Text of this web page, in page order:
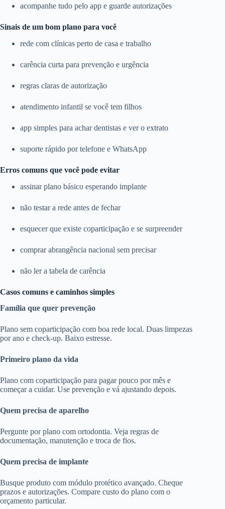
acompanhe tudo pelo app e guarde autorizações
Sinais de um bom plano para você
rede com clínicas perto de casa e trabalho
carência curta para prevenção e urgência
regras claras de autorização
atendimento infantil se você tem filhos
app simples para achar dentistas e ver o extrato
suporte rápido por telefone e WhatsApp
Erros comuns que você pode evitar
assinar plano básico esperando implante
não testar a rede antes de fechar
esquecer que existe coparticipação e se surpreender
comprar abrangência nacional sem precisar
não ler a tabela de carência
Casos comuns e caminhos simples
Família que quer prevenção
Plano sem coparticipação com boa rede local. Duas limpezas
por ano e check-up. Baixo estresse.
Primeiro plano da vida
Plano com coparticipação para pagar pouco por mês e
começar a cuidar. Use prevenção e vá ajustando depois.
Quem precisa de aparelho
Pergunte por plano com ortodontia. Veja regras de
documentação, manutenção e troca de fios.
Quem precisa de implante
Busque produto com módulo protético avançado. Cheque
prazos e autorizações. Compare custo do plano com o
orçamento particular.